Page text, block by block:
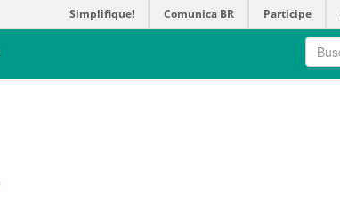
Simplifique! Comunica BR Participe